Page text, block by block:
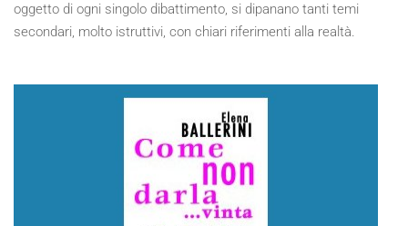
oggetto di ogni singolo dibattimento, si dipanano tanti temi
secondari, molto istruttivi, con chiari riferimenti alla realtà.